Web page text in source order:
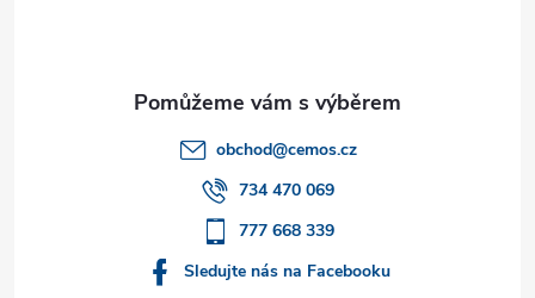
obchod@cemos.cz
734 470 069
777 668 339
Sledujte nás na Facebooku